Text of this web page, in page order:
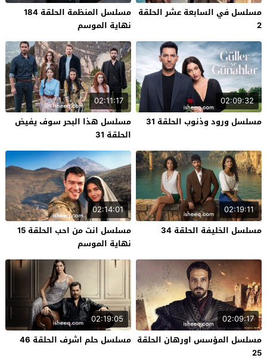
مسلسل في السابعة عشر الحلقة
2
مسلسل المنظمة الحلقة 184
نهاية الموسم
02:09:32
مسلسل ورود وذنوب الحلقة 31
02:11:17
مسلسل هذا البحر سوف يفيض
الحلقة 31
02:19:11
مسلسل الخليفة الحلقة 34
02:14:01
مسلسل انت من احب الحلقة 15
نهاية الموسم
02:09:17
مسلسل المؤسس اورهان الحلقة
25
02:19:05
مسلسل حلم اشرف الحلقة 46